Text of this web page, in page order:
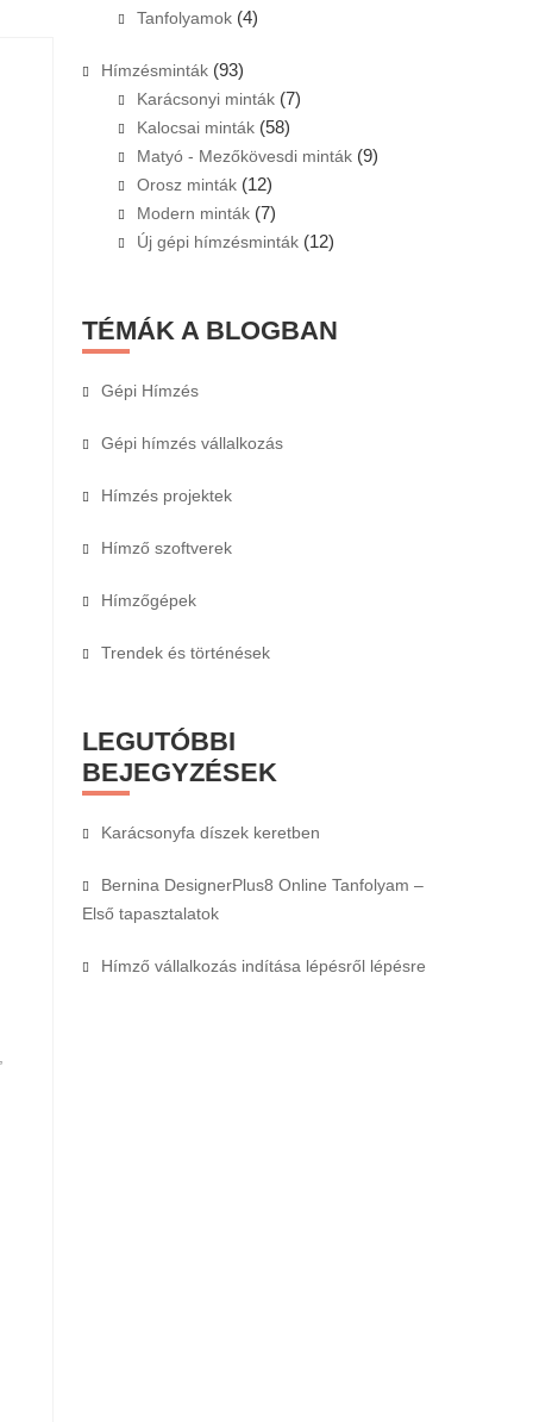
Tanfolyamok (4)
Hímzésminták (93)
Karácsonyi minták (7)
Kalocsai minták (58)
Matyó - Mezőkövesdi minták (9)
Orosz minták (12)
Modern minták (7)
Új gépi hímzésminták (12)
TÉMÁK A BLOGBAN
Gépi Hímzés
Gépi hímzés vállalkozás
Hímzés projektek
Hímző szoftverek
Hímzőgépek
Trendek és történések
LEGUTÓBBI
BEJEGYZÉSEK
Karácsonyfa díszek keretben
Bernina DesignerPlus8 Online Tanfolyam –
Első tapasztalatok
Hímző vállalkozás indítása lépésről lépésre